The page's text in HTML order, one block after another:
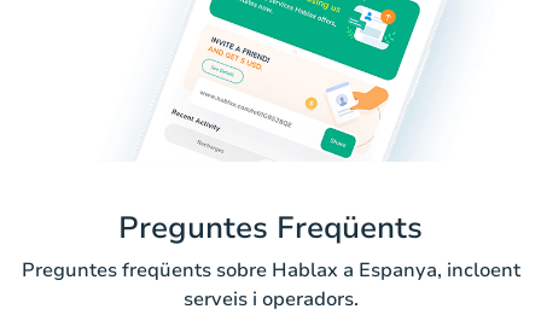
Preguntes Freqüents
Preguntes freqüents sobre Hablax a Espanya, incloent
serveis i operadors.